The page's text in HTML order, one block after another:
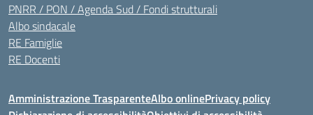
PNRR / PON / Agenda Sud / Fondi strutturali
Albo sindacale
RE Famiglie
RE Docenti
Amministrazione TrasparenteAlbo onlinePrivacy policy